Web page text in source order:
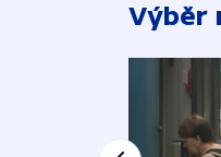
Výběr